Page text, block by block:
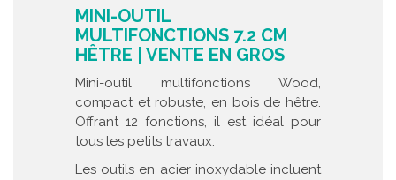
MINI-OUTIL
MULTIFONCTIONS 7.2 CM
HÊTRE | VENTE EN GROS
Mini-outil multifonctions Wood,
compact et robuste, en bois de hêtre.
Offrant 12 fonctions, il est idéal pour
tous les petits travaux.
Les outils en acier inoxydable incluent